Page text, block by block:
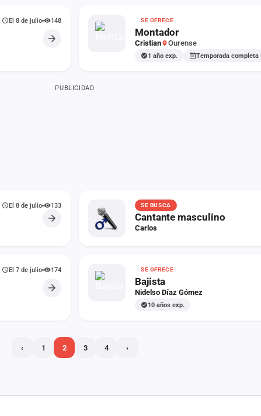
El 8 de julio 148 SE OFRECE
Montador
Cristian Ourense
1 año exp. Temporada completa
PUBLICIDAD
El 8 de julio 133 SE BUSCA
Cantante masculino
Carlos
El 7 de julio 174 SE OFRECE
Bajista
Nidelso Díaz Gómez
10 años exp.
‹ 1 2 3 4 ›